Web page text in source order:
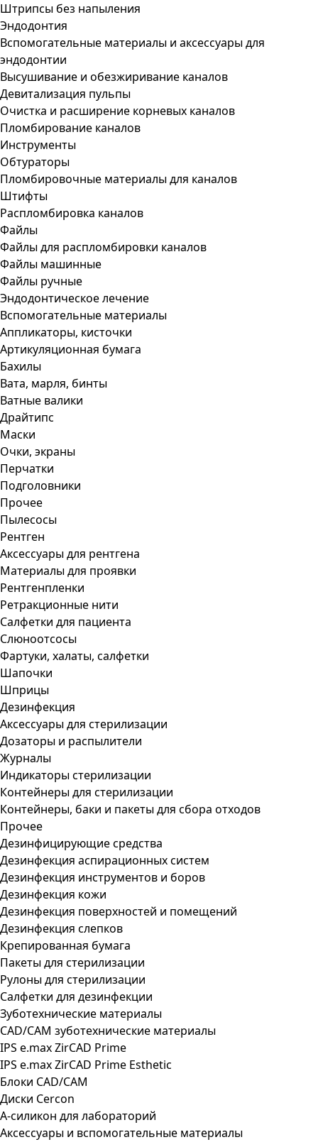
Штрипсы без напыления
Эндодонтия
Вспомогательные материалы и аксессуары для
эндодонтии
Высушивание и обезжиривание каналов
Девитализация пульпы
Очистка и расширение корневых каналов
Пломбирование каналов
Инструменты
Обтураторы
Пломбировочные материалы для каналов
Штифты
Распломбировка каналов
Файлы
Файлы для распломбировки каналов
Файлы машинные
Файлы ручные
Эндодонтическое лечение
Вспомогательные материалы
Аппликаторы, кисточки
Артикуляционная бумага
Бахилы
Вата, марля, бинты
Ватные валики
Драйтипс
Маски
Очки, экраны
Перчатки
Подголовники
Прочее
Пылесосы
Рентген
Аксессуары для рентгена
Материалы для проявки
Рентгенпленки
Ретракционные нити
Салфетки для пациента
Слюноотсосы
Фартуки, халаты, салфетки
Шапочки
Шприцы
Дезинфекция
Аксессуары для стерилизации
Дозаторы и распылители
Журналы
Индикаторы стерилизации
Контейнеры для стерилизации
Контейнеры, баки и пакеты для сбора отходов
Прочее
Дезинфицирующие средства
Дезинфекция аспирационных систем
Дезинфекция инструментов и боров
Дезинфекция кожи
Дезинфекция поверхностей и помещений
Дезинфекция слепков
Крепированная бумага
Пакеты для стерилизации
Рулоны для стерилизации
Салфетки для дезинфекции
Зуботехнические материалы
CAD/CAM зуботехнические материалы
IPS e.max ZirCAD Prime
IPS e.max ZirCAD Prime Esthetic
Блоки CAD/CAM
Диски Cercon
А-силикон для лабораторий
Аксессуары и вспомогательные материалы